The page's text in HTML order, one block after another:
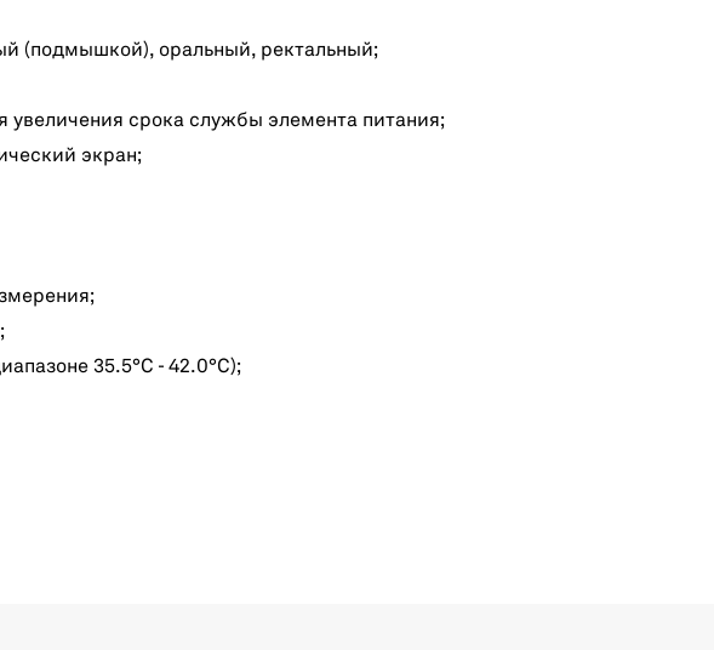
(подмышкой), оральный, ректальный;
увеличения срока службы элемента питания;
экран;
35.5°С - 42.0°С);